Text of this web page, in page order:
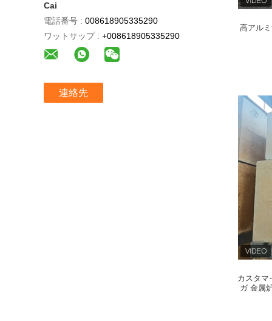
Cai
電話番号 : 008618905335290
ワットサップ : +008618905335290
連絡先
高アル
カスタマ
ガ 金属